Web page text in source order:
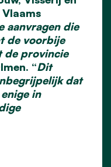
aanvragen die
de voorbije
de provincie
“Dit
dat
in